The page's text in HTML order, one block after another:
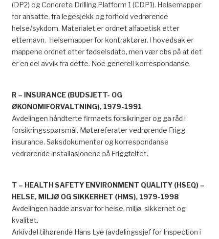
(DP2) og Concrete Drilling Platform 1 (CDP1). Helsemapper
for ansatte, fra legesjekk og forhold vedrørende
helse/sykdom. Materialet er ordnet alfabetisk etter
etternavn. Helsemapper for kontraktører. I hovedsak er
mappene ordnet etter fødselsdato, men vær obs på at det
er en del avvik fra dette. Noe generell korrespondanse.
R – INSURANCE (BUDSJETT- OG
ØKONOMIFORVALTNING), 1979-1991
Avdelingen håndterte firmaets forsikringer og ga råd i
forsikringsspørsmål. Møtereferater vedrørende Frigg
insurance. Saksdokumenter og korrespondanse
vedrørende installasjonene på Friggfeltet.
T – HEALTH SAFETY ENVIRONMENT QUALITY (HSEQ) –
HELSE, MILJØ OG SIKKERHET (HMS), 1979-1998
Avdelingen hadde ansvar for helse, miljø, sikkerhet og
kvalitet.
Arkivdel tilhørende Hans Lye (avdelingssjef for Inspection i